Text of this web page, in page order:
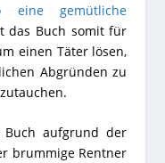
eine gemütliche
das Buch somit für
einen Täter lösen,
Abgründen zu
Buch aufgrund der
brummige Rentner